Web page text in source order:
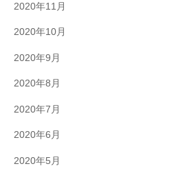
2020年11月
2020年10月
2020年9月
2020年8月
2020年7月
2020年6月
2020年5月